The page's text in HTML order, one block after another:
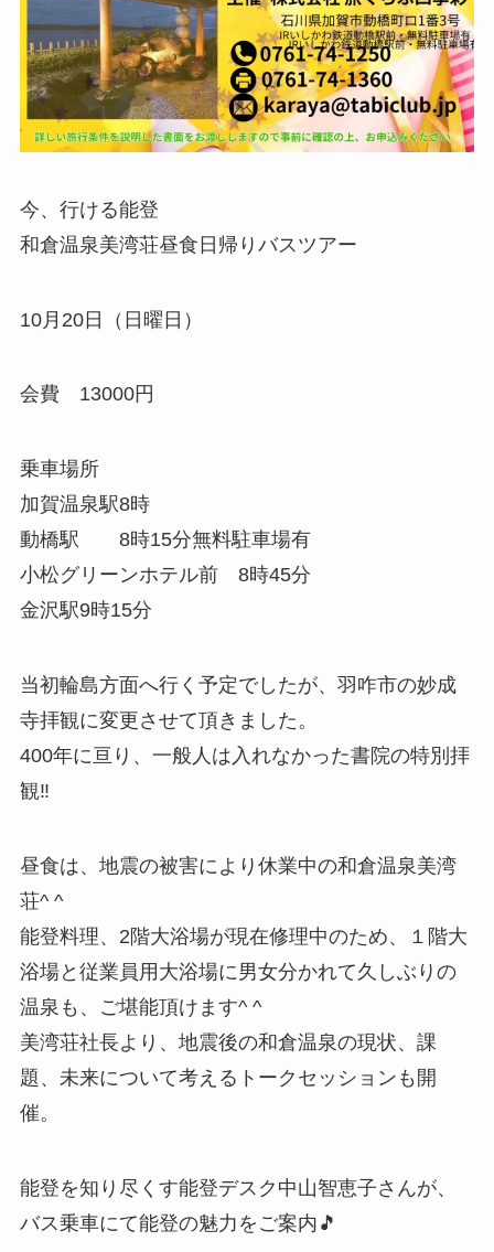
今、行ける能登
和倉温泉美湾荘昼食日帰りバスツアー
10月20日（日曜日）
会費 13000円
乗車場所
加賀温泉駅8時
動橋駅 8時15分無料駐車場有
小松グリーンホテル前 8時45分
金沢駅9時15分
当初輪島方面へ行く予定でしたが、羽咋市の妙成
寺拝観に変更させて頂きました。
400年に亘り、一般人は入れなかった書院の特別拝
観‼️
昼食は、地震の被害により休業中の和倉温泉美湾
荘^ ^
能登料理、2階大浴場が現在修理中のため、１階大
浴場と従業員用大浴場に男女分かれて久しぶりの
温泉も、ご堪能頂けます^ ^
美湾荘社長より、地震後の和倉温泉の現状、課
題、未来について考えるトークセッションも開
催。
能登を知り尽くす能登デスク中山智恵子さんが、
バス乗車にて能登の魅力をご案内🎵